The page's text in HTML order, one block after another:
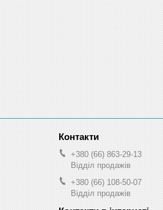
+380 (66) 863-29-13
Відділ продажів
+380 (66) 108-50-07
Відділ продажів